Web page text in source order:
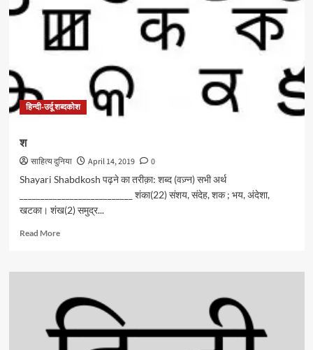
हिन्दी-उर्दू शब्दकोश
श
साहित्य दुनिया April 14, 2019
0
Shayari Shabdkosh पढ़ने का तरीक़ा: शब्द (वज़्न) सभी अर्थ
___________________________ शंका(22) संशय, संदेह, शक ; भय, अंदेशा,
खटका। शंख(2) समुद्र...
Read MoreRead
श